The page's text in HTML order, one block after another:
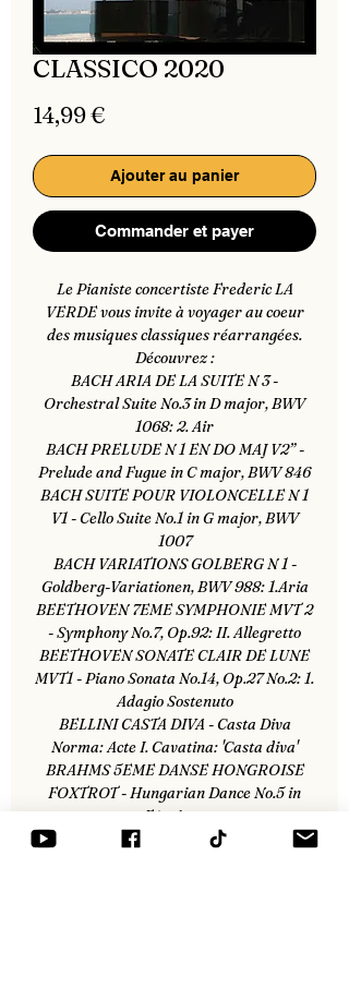
CLASSICO 2020
14,99 €Prix
Ajouter au panier
Commander et payer
Le Pianiste concertiste Frederic LA
VERDE vous invite à voyager au coeur
des musiques classiques réarrangées.
Découvrez :
BACH ARIA DE LA SUITE N 3 -
Orchestral Suite No.3 in D major, BWV
1068: 2. Air
BACH PRELUDE N 1 EN DO MAJ V2” -
Prelude and Fugue in C major, BWV 846
BACH SUITE POUR VIOLONCELLE N 1
V1 - Cello Suite No.1 in G major, BWV
1007
BACH VARIATIONS GOLBERG N 1 -
Goldberg-Variationen, BWV 988: 1.Aria
BEETHOVEN 7EME SYMPHONIE MVT 2
- Symphony No.7, Op.92: II. Allegretto
BEETHOVEN SONATE CLAIR DE LUNE
MVT1 - Piano Sonata No.14, Op.27 No.2: 1.
Adagio Sostenuto
BELLINI CASTA DIVA - Casta Diva
Norma: Acte I. Cavatina: 'Casta diva'
BRAHMS 5EME DANSE HONGROISE
FOXTROT - Hungarian Dance No.5 in
F♯ minor
CHOPIN CONCERTO N 1 - Piano